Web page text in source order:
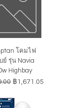
โคมไฟ
ย์ รุ่น Navia
Highbay
ติ
ราคาขายลด
฿1,671.05